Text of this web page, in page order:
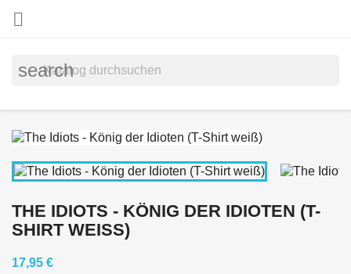

search
THE IDIOTS - KÖNIG DER IDIOTEN (T-
SHIRT WEISS)
17,95 €